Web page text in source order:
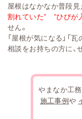
屋根はなかなか普段
割れていた” ”ひびが
せん。
「屋根が気になる」「
相談をお持ちの方に、
やまなか工
施工事例や